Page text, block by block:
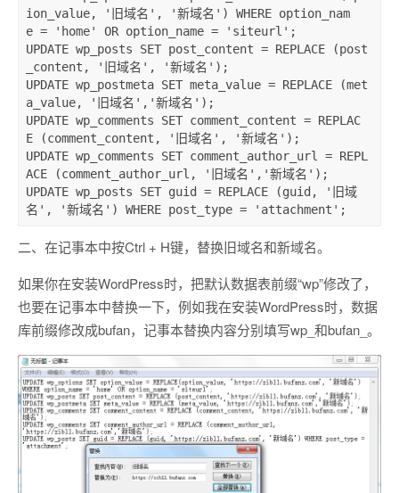
ion_value, '旧域名', '新域名') WHERE option_nam
e = 'home' OR option_name = 'siteurl';
UPDATE wp_posts SET post_content = REPLACE (post
_content, '旧域名', '新域名');
UPDATE wp_postmeta SET meta_value = REPLACE (met
a_value, '旧域名','新域名');
UPDATE wp_comments SET comment_content = REPLAC
E (comment_content, '旧域名', '新域名');
UPDATE wp_comments SET comment_author_url = REPL
ACE (comment_author_url, '旧域名','新域名');
UPDATE wp_posts SET guid = REPLACE (guid, '旧域
名', '新域名') WHERE post_type = 'attachment';
二、在记事本中按Ctrl + H键，替换旧域名和新域名。
如果你在安装WordPress时，把默认数据表前缀“wp”修改了，
也要在记事本中替换一下，例如我在安装WordPress时，数据
库前缀修改成bufan，记事本替换内容分别填写wp_和bufan_。